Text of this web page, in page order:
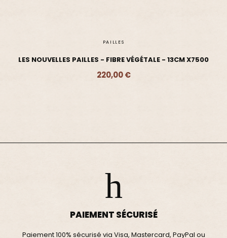
PAILLES
LES NOUVELLES PAILLES - FIBRE VÉGÉTALE - 13CM X7500
220,00 €
Ajouter - 220,00 €
PAIEMENT SÉCURISÉ
Paiement 100% sécurisé via Visa, Mastercard, PayPal ou